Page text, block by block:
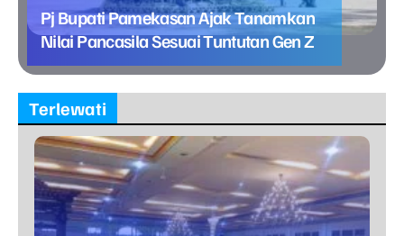
Pj Bupati Pamekasan Ajak Tanamkan
Nilai Pancasila Sesuai Tuntutan Gen Z
Terlewati